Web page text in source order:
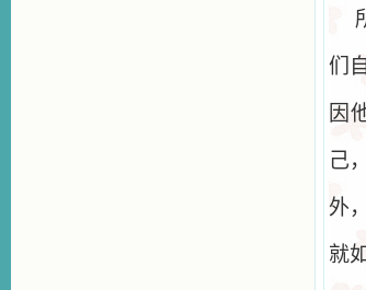
们
因
己
外
就